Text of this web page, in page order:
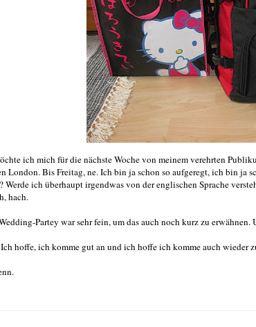
ich mich für die nächste Woche von meinem verehrten
London. Bis Freitag, ne. Ich bin ja schon so aufgeregt, ich bin ja
Werde ich überhaupt irgendwas von der englischen Sprache
hach.
Partey war sehr fein, um das auch noch kurz zu
hoffe, ich komme gut an und ich hoffe ich komme auch wieder